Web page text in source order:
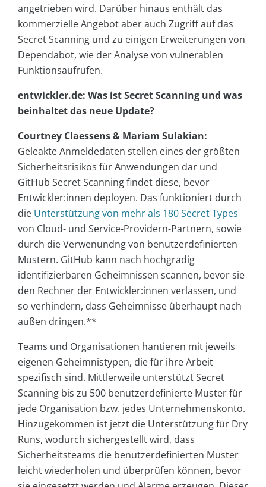
angetrieben wird. Darüber hinaus enthält das
kommerzielle Angebot aber auch Zugriff auf das
Secret Scanning und zu einigen Erweiterungen von
Dependabot, wie der Analyse von vulnerablen
Funktionsaufrufen.
entwickler.de: Was ist Secret Scanning und was
beinhaltet das neue Update?
Courtney Claessens & Mariam Sulakian:
Geleakte Anmeldedaten stellen eines der größten
Sicherheitsrisikos für Anwendungen dar und
GitHub Secret Scanning findet diese, bevor
Entwickler:innen deployen. Das funktioniert durch
die Unterstützung von mehr als 180 Secret Types
von Cloud- und Service-Providern-Partnern, sowie
durch die Verwenundng von benutzerdefinierten
Mustern. GitHub kann nach hochgradig
identifizierbaren Geheimnissen scannen, bevor sie
den Rechner der Entwickler:innen verlassen, und
so verhindern, dass Geheimnisse überhaupt nach
außen dringen.**
Teams und Organisationen hantieren mit jeweils
eigenen Geheimnistypen, die für ihre Arbeit
spezifisch sind. Mittlerweile unterstützt Secret
Scanning bis zu 500 benutzerdefinierte Muster für
jede Organisation bzw. jedes Unternehmenskonto.
Hinzugekommen ist jetzt die Unterstützung für Dry
Runs, wodurch sichergestellt wird, dass
Sicherheitsteams die benutzerdefinierten Muster
leicht wiederholen und überprüfen können, bevor